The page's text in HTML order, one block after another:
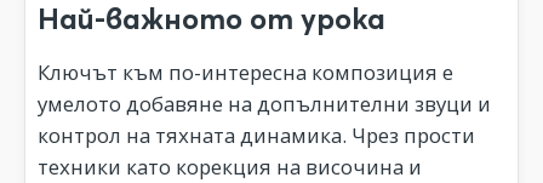
Най-важното от урока
Ключът към по-интересна композиция е
умелото добавяне на допълнителни звуци и
контрол на тяхната динамика. Чрез прости
техники като корекция на височина и